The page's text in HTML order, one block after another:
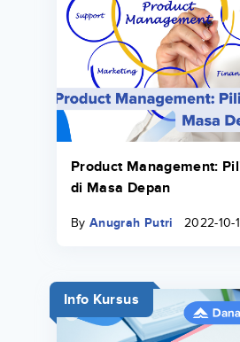
Product Management:
di Masa Depan
By Anugrah Putri 2022-10-
Info Kursus